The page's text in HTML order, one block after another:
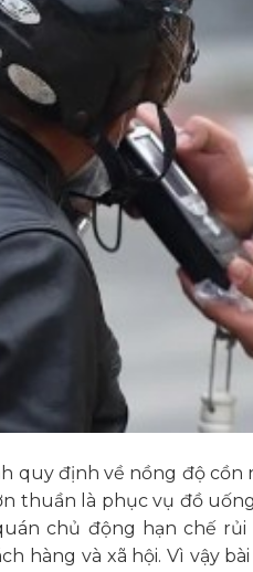
quy định về nồng độ cồn
thuần là phục vụ đồ
chủ động hạn chế
hàng và xã hội. Vì vậy